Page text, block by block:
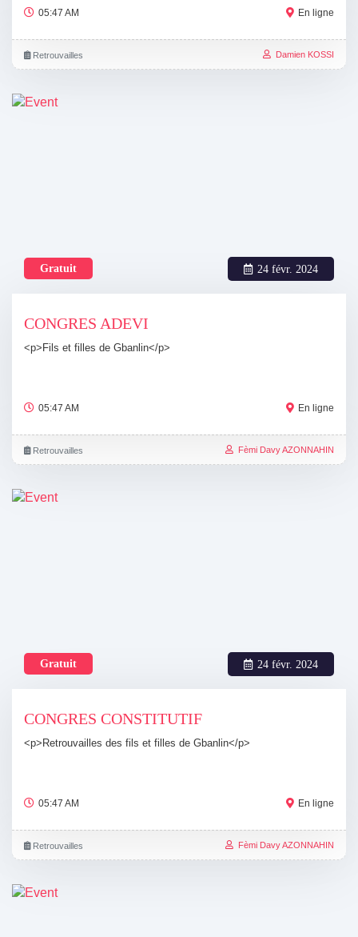
05:47 AM En ligne
Retrouvailles Damien KOSSI
CONGRES ADEVI
<p>Fils et filles de Gbanlin</p>
24 févr. 2024
05:47 AM En ligne
Retrouvailles
Gratuit
Fèmi Davy AZONNAHIN
CONGRES CONSTITUTIF
<p>Retrouvailles des fils et filles de Gbanlin</p>
24 févr. 2024
05:47 AM En ligne
Retrouvailles
Gratuit
Fèmi Davy AZONNAHIN